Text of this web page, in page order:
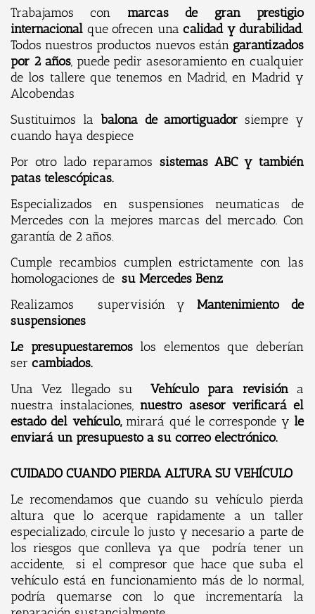
Trabajamos con marcas de gran prestigio
internacional que ofrecen una calidad y durabilidad.
Todos nuestros productos nuevos están garantizados
por 2 años, puede pedir asesoramiento en cualquier
de los tallere que tenemos en Madrid, en Madrid y
Alcobendas
Sustituimos la balona de amortiguador siempre y
cuando haya despiece
Por otro lado reparamos sistemas ABC y también
patas telescópicas.
Especializados en suspensiones neumaticas de
Mercedes con la mejores marcas del mercado. Con
garantía de 2 años.
Cumple recambios cumplen estrictamente con las
homologaciones de su Mercedes Benz
Realizamos supervisión yMantenimiento de
suspensiones
Le presupuestaremoslos elementos que deberían
ser cambiados.
Una Vez llegado su Vehículo para revisióna
nuestra instalaciones, nuestro asesor verificará el
estado del vehículo,mirará qué le corresponde y le
enviará un presupuesto a su correo electrónico.
CUIDADO CUANDO PIERDA ALTURA SU VEHÍCULO
Le recomendamos que cuando su vehículo pierda
altura que lo acerque rapidamente a un taller
especializado, circule lo justo y necesario a parte de
los riesgos que conlleva ya que podría tener un
accidente, si el compresor que hace que suba el
vehículo está en funcionamiento más de lo normal,
podría quemarse con lo que incrementaría la